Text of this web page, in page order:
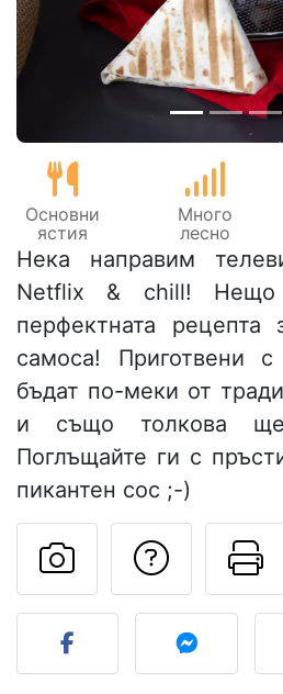
Основни
ястия
Много
лесно
Нека направим
Netflix & chill! Нещо
перфектната рецепта
самоса! Приготвени
бъдат по-меки от
и също толкова
Поглъщайте ги с
пикантен сос ;-)
Да